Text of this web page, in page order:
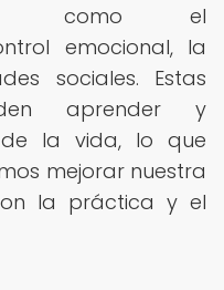
como el
emocional, la
sociales. Estas
aprender y
la vida, lo que
mejorar nuestra
la práctica y el